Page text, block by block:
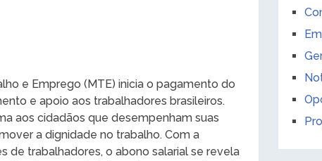
e Emprego (MTE) inicia o pagamento do
e apoio aos trabalhadores brasileiros.
aos cidadãos que desempenham suas
a dignidade no trabalho. Com a
de trabalhadores, o abono salarial se revela